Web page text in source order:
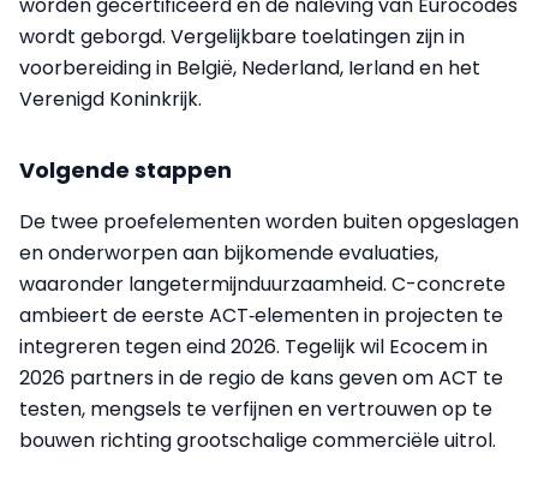
worden gecertificeerd en de naleving van Eurocodes
wordt geborgd. Vergelijkbare toelatingen zijn in
voorbereiding in België, Nederland, Ierland en het
Verenigd Koninkrijk.
Volgende stappen
De twee proefelementen worden buiten opgeslagen
en onderworpen aan bijkomende evaluaties,
waaronder langetermijnduurzaamheid. C-concrete
ambieert de eerste ACT‑elementen in projecten te
integreren tegen eind 2026. Tegelijk wil Ecocem in
2026 partners in de regio de kans geven om ACT te
testen, mengsels te verfijnen en vertrouwen op te
bouwen richting grootschalige commerciële uitrol.